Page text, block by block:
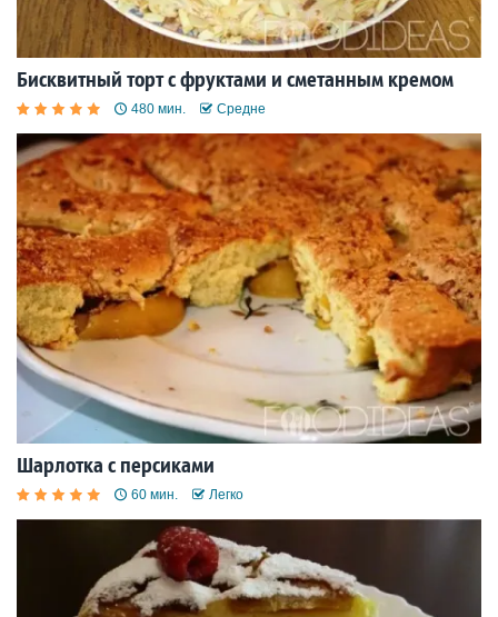
Бисквитный торт с фруктами и сметанным кремом
480 мин. Средне
Шарлотка с персиками
60 мин. Легко